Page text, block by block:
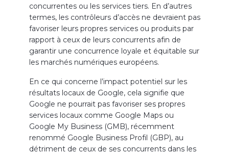
concurrentes ou les services tiers. En d’autres
termes, les contrôleurs d’accès ne devraient pas
favoriser leurs propres services ou produits par
rapport à ceux de leurs concurrents afin de
garantir une concurrence loyale et équitable sur
les marchés numériques européens.
En ce qui concerne l’impact potentiel sur les
résultats locaux de Google, cela signifie que
Google ne pourrait pas favoriser ses propres
services locaux comme Google Maps ou
Google My Business (GMB), récemment
renommé Google Business Profil (GBP), au
détriment de ceux de ses concurrents dans les